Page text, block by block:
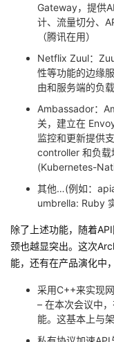
Gateway，提供
计、流量切分、
（腾讯在用）
Netflix Zuul：
性等功能的边缘
由和服务端的负
Ambassador：
关，建立在
监控和更新提供
controller 和负载
(Kubernetes-
其他…(例如：
umbrella: Ruby
除了上述功能，随着
颈也越显突出。这次
能，还有在产品演化中
采用C++来实现
– 在本次会议中
能。这基本上与